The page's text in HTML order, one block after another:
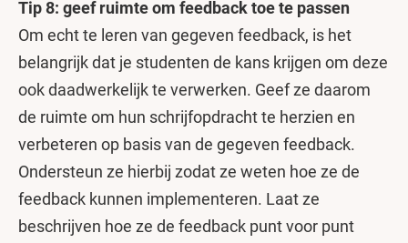
Tip 8: geef ruimte om feedback toe te passen
Om echt te leren van gegeven feedback, is het
belangrijk dat je studenten de kans krijgen om deze
ook daadwerkelijk te verwerken. Geef ze daarom
de ruimte om hun schrijfopdracht te herzien en
verbeteren op basis van de gegeven feedback.
Ondersteun ze hierbij zodat ze weten hoe ze de
feedback kunnen implementeren. Laat ze
beschrijven hoe ze de feedback punt voor punt